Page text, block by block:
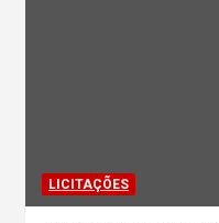
LICITAÇÕES